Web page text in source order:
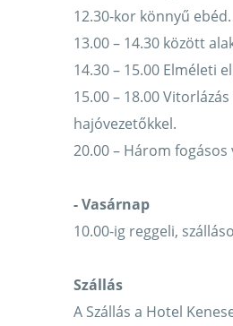
12.30-kor könnyű ebéd.
13.00 – 14.30 között
14.30 – 15.00 Elméleti
15.00 – 18.00
hajóvezetőkkel.
20.00 – Három
- Vasárnap
10.00-ig reggeli,
Szállás
A Szállás a Hotel